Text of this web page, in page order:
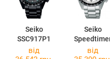
Seiko
SSC917P1
Seiko
1969 Re-
від
від